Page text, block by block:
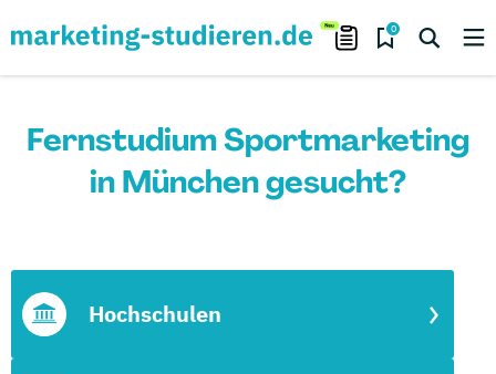
0
Fernstudium Sportmarketing
in München gesucht?
Hochschulen